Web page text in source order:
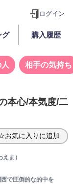
ログイン
グ 購入履歴
相手の気持ち
本心/本気度/二
お気に入りに追加
ま）
で圧倒的な的中を